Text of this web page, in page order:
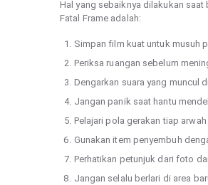
Hal yang sebaiknya dilakukan saat
Fatal Frame adalah:
Simpan film kuat untuk musuh
Periksa ruangan sebelum
Dengarkan suara yang muncul
Jangan panik saat hantu
Pelajari pola gerakan tiap arwah
Gunakan item penyembuh
Perhatikan petunjuk dari foto
Jangan selalu berlari di area